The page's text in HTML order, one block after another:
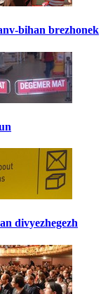
bihan brezhonek
divyezhegezh